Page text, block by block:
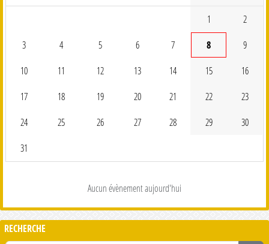
1 2
3 4 5 6 7 8 9
10 11 12 13 14 15 16
17 18 19 20 21 22 23
24 25 26 27 28 29 30
31
Aucun évènement aujourd'hui
RECHERCHE